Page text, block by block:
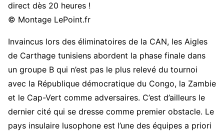
© Montage LePoint.fr
Invaincus lors des éliminatoires de la CAN, les Aigles
de Carthage tunisiens abordent la phase finale dans
un groupe B qui n’est pas le plus relevé du tournoi
avec la République démocratique du Congo, la Zambie
et le Cap-Vert comme adversaires. C’est d’ailleurs le
dernier cité qui se dresse comme premier obstacle. Le
pays insulaire lusophone est l’une des équipes a priori